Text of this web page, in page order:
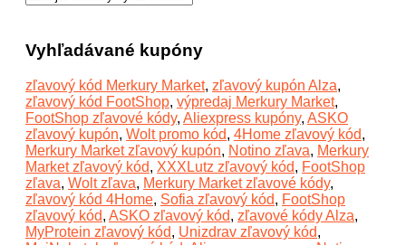
Vyhľadávané kupóny
zľavový kód Merkury Market, zľavový kupón Alza,
zľavový kód FootShop, výpredaj Merkury Market,
FootShop zľavové kódy, Aliexpress kupóny, ASKO
zľavový kupón, Wolt promo kód, 4Home zľavový kód,
Merkury Market zľavový kupón, Notino zľava, Merkury
Market zľavový kód, XXXLutz zľavový kód, FootShop
zľava, Wolt zľava, Merkury Market zľavové kódy,
zľavový kód 4Home, Sofia zľavový kód, FootShop
zľavový kód, ASKO zľavový kód, zľavové kódy Alza,
MyProtein zľavový kód, Unizdrav zľavový kód,